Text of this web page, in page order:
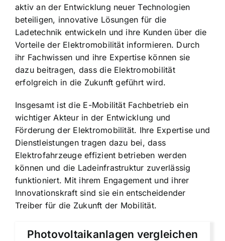
aktiv an der Entwicklung neuer Technologien
beteiligen, innovative Lösungen für die
Ladetechnik entwickeln und ihre Kunden über die
Vorteile der Elektromobilität informieren. Durch
ihr Fachwissen und ihre Expertise können sie
dazu beitragen, dass die Elektromobilität
erfolgreich in die Zukunft geführt wird.
Insgesamt ist die E-Mobilität Fachbetrieb ein
wichtiger Akteur in der Entwicklung und
Förderung der Elektromobilität. Ihre Expertise und
Dienstleistungen tragen dazu bei, dass
Elektrofahrzeuge effizient betrieben werden
können und die Ladeinfrastruktur zuverlässig
funktioniert. Mit ihrem Engagement und ihrer
Innovationskraft sind sie ein entscheidender
Treiber für die Zukunft der Mobilität.
Photovoltaikanlagen vergleichen